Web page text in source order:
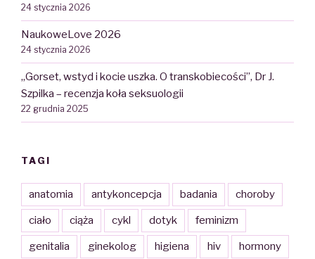
24 stycznia 2026
NaukoweLove 2026
24 stycznia 2026
„Gorset, wstyd i kocie uszka. O transkobiecości”, Dr J.
Szpilka – recenzja koła seksuologii
22 grudnia 2025
TAGI
anatomia antykoncepcja badania choroby
ciało ciąża cykl dotyk feminizm
genitalia ginekolog higiena hiv hormony